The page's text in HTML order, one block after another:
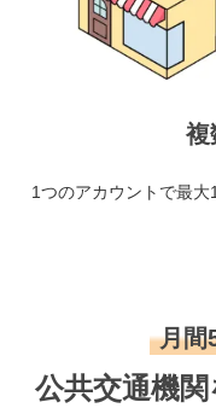
複
1つのアカウントで最大
月間
公共交通機